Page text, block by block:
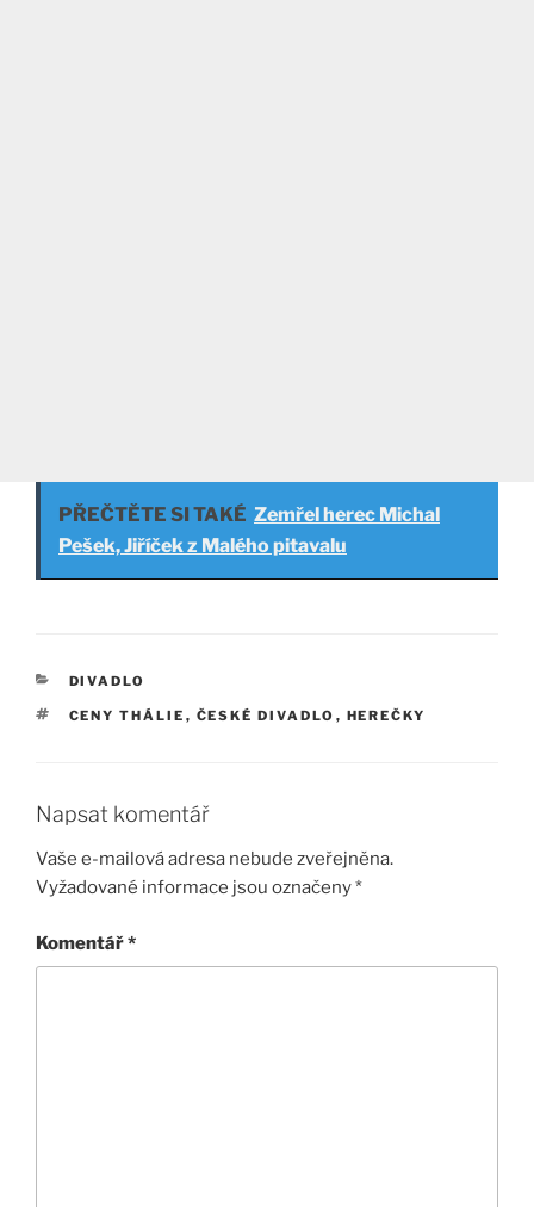
PŘEČTĚTE SI TAKÉ Zemřel herec Michal
Pešek, Jiříček z Malého pitavalu
RUBRIKY
DIVADLO
ŠTÍTKY
CENY THÁLIE , ČESKÉ DIVADLO , HEREČKY
Napsat komentář
Vaše e-mailová adresa nebude zveřejněna.
Vyžadované informace jsou označeny*
Komentář*